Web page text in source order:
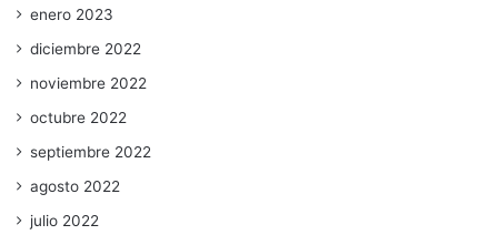
enero 2023
diciembre 2022
noviembre 2022
octubre 2022
septiembre 2022
agosto 2022
julio 2022